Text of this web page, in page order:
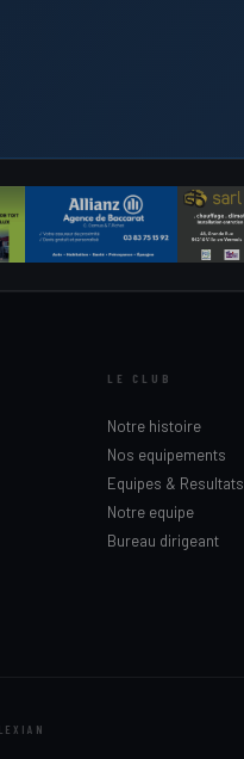
LE CLUB
Notre histoire
Nos equipements
Equipes & Resultats
Notre equipe
Bureau dirigeant